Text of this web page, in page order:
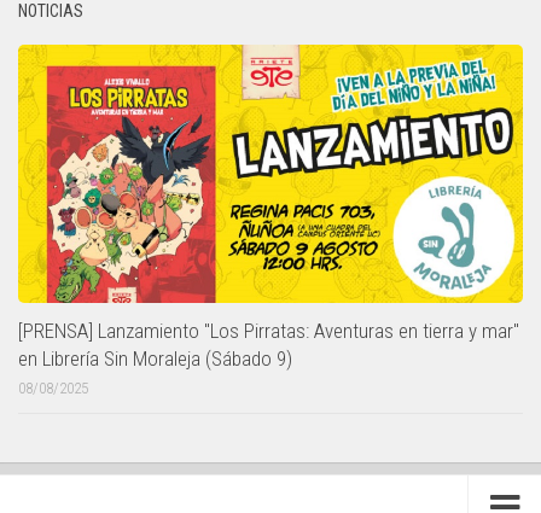
NOTICIAS
[PRENSA] Lanzamiento "Los Pirratas: Aventuras en tierra y mar"
en Librería Sin Moraleja (Sábado 9)
08/08/2025